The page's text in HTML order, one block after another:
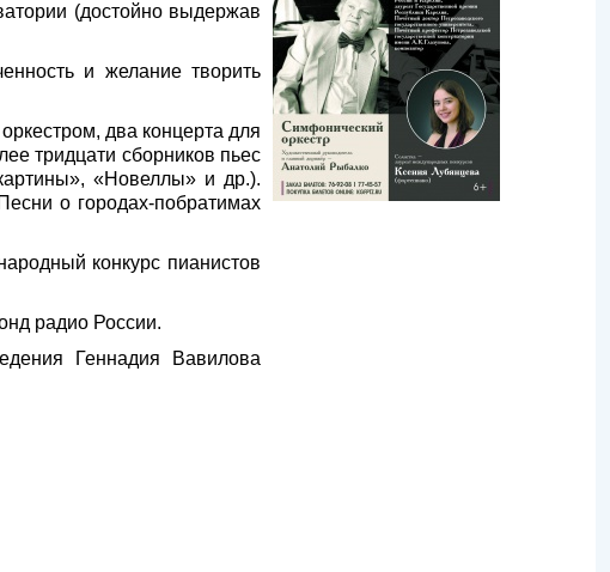
(достойно выдержав
и желание творить
два концерта для
тридцати сборников пьес
«Новеллы» и др.).
о городах-побратимах
конкурс пианистов
радио России.
Геннадия Вавилова